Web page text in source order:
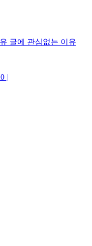
글에 관심없는 이유
|